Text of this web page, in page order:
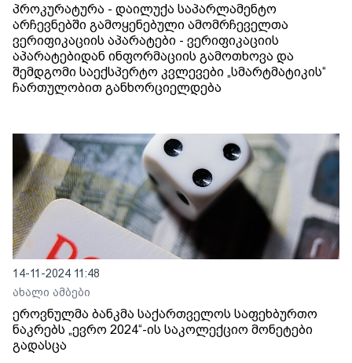
პროკურატურა - დაილუქა საპარლამენტო
არჩევნებში გამოყენებული ამომრჩეველთა
ვერიფიკაციის აპარატები - ვერიფიკაციის
აპარატებიდან ინფორმაციის გამოთხოვა და
შემდგომი საექსპერტო კვლევები „სმარტმატიკის“
ჩართულობით განხორციელდება
14-11-2024 11:48
ახალი ამბები
ეროვნულმა ბანკმა საქართველოს საფეხბურთო
ნაკრებს „ევრო 2024“-ის საკოლექციო მონეტები
გადასცა